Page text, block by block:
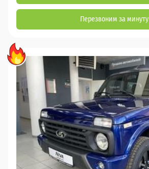
Перезвоним за минуту